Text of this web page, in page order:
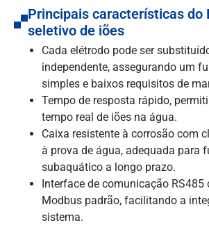
Principais características do
seletivo de iões
Cada elétrodo pode ser
independente, assegurando um
simples e baixos requisitos de
Tempo de resposta rápido,
tempo real de iões na água.
Caixa resistente à corrosão com
à prova de água, adequada para
subaquático a longo prazo.
Interface de comunicação
Modbus padrão, facilitando a
sistema.